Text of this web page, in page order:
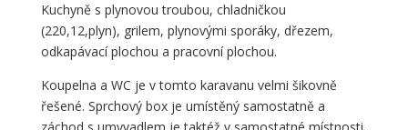
Kuchyně s plynovou troubou, chladničkou
(220,12,plyn), grilem, plynovými sporáky, dřezem,
odkapávací plochou a pracovní plochou.
Koupelna a WC je v tomto karavanu velmi šikovně
řešené. Sprchový box je umístěný samostatně a